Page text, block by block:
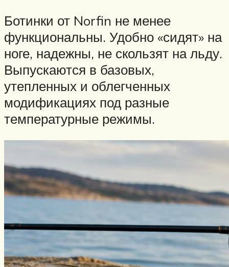
Ботинки от Norfin не менее
функциональны. Удобно «сидят» на
ноге, надежны, не скользят на льду.
Выпускаются в базовых,
утепленных и облегченных
модификациях под разные
температурные режимы.